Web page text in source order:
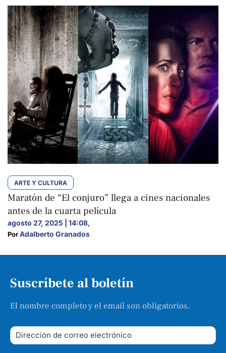
ARTE Y CULTURA
Maratón de “El conjuro” llega a cines nacionales
antes de la cuarta película
agosto 27, 2025 | 14:08,
Por Adalberto Granados
Suscríbete al boletín
El nombre completo y el email son obligatorios.